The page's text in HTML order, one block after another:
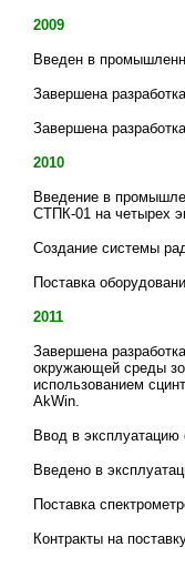
2009
Введен в
Завершена
Завершена
2010
Введение в
СТПК-01 на четырех
Создание системы
Поставка
2011
Завершена
окружающей среды
использованием
AkWin.
Ввод в
Введено в
Поставка
Контракты на